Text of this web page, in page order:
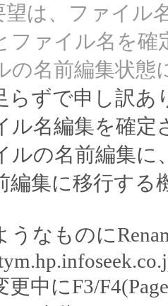
望は、ファイル
ファイル名を確
の名前編集状
らずで申し訳あ
ル名編集を確定
ルの名前編集に
編集に移行する
うなものに
更中にF3/